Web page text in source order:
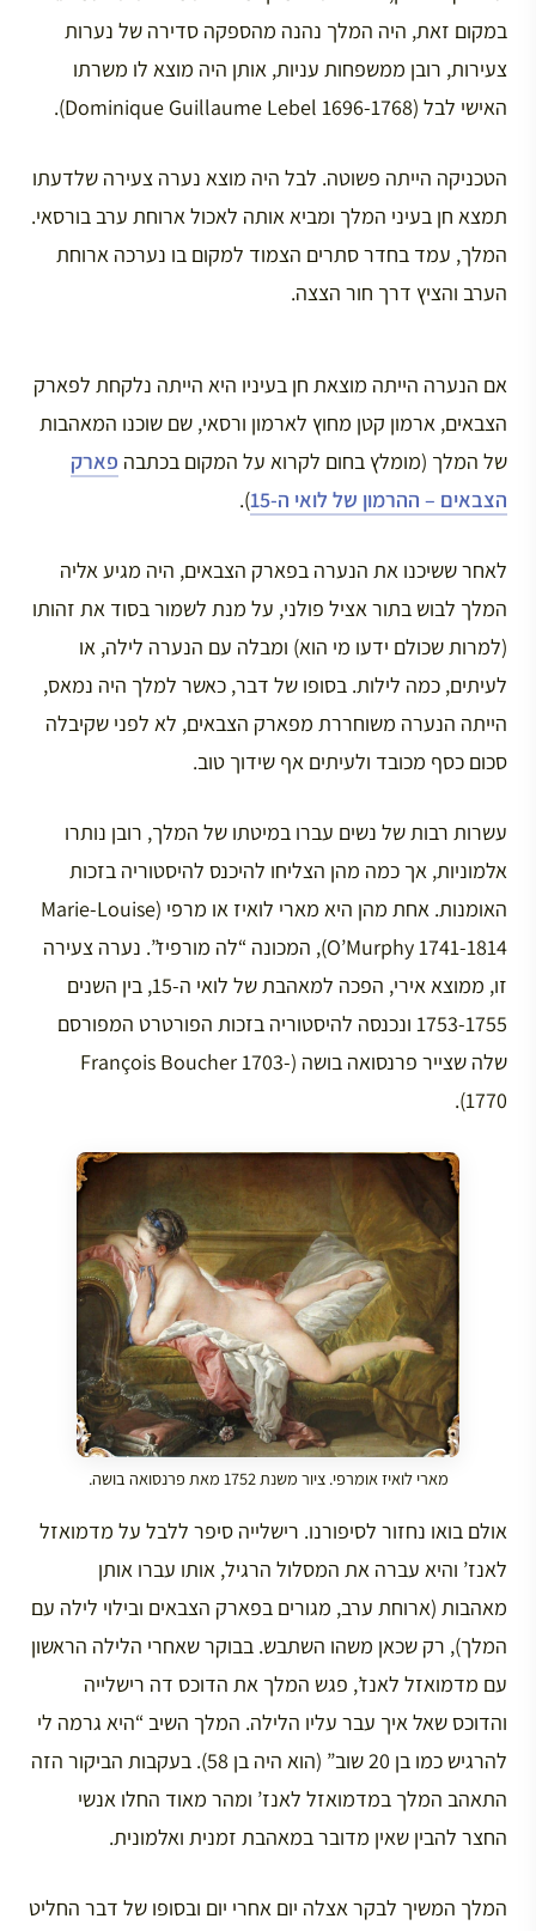
במקום זאת, היה המלך נהנה מהספקה סדירה של נערות
צעירות, רובן ממשפחות עניות, אותן היה מוצא לו משרתו
האישי לבל (Dominique Guillaume Lebel 1696-1768).
הטכניקה הייתה פשוטה. לבל היה מוצא נערה צעירה שלדעתו
תמצא חן בעיני המלך ומביא אותה לאכול ארוחת ערב בורסאי.
המלך, עמד בחדר סתרים הצמוד למקום בו נערכה ארוחת
הערב והציץ דרך חור הצצה.
אם הנערה הייתה מוצאת חן בעיניו היא הייתה נלקחת לפארק
הצבאים, ארמון קטן מחוץ לארמון ורסאי, שם שוכנו המאהבות
של המלך (מומלץ בחום לקרוא על המקום בכתבה פארק
הצבאים – ההרמון של לואי ה-15
).
לאחר ששיכנו את הנערה בפארק הצבאים, היה מגיע אליה
המלך לבוש בתור אציל פולני, על מנת לשמור בסוד את זהותו
(למרות שכולם ידעו מי הוא) ומבלה עם הנערה לילה, או
לעיתים, כמה לילות. בסופו של דבר, כאשר למלך היה נמאס,
הייתה הנערה משוחררת מפארק הצבאים, לא לפני שקיבלה
סכום כסף מכובד ולעיתים אף שידוך טוב.
עשרות רבות של נשים עברו במיטתו של המלך, רובן נותרו
אלמוניות, אך כמה מהן הצליחו להיכנס להיסטוריה בזכות
האומנות. אחת מהן היא מארי לואיז או מרפי (Marie-Louise
O’Murphy 1741-1814), המכונה “לה מורפיז”. נערה צעירה
זו, ממוצא אירי, הפכה למאהבת של לואי ה-15, בין השנים
1753-1755 ונכנסה להיסטוריה בזכות הפורטרט המפורסם
שלה שצייר פרנסואה בושה (François Boucher 1703-
1770).
מארי לואיז אומרפי. ציור משנת 1752 מאת פרנסואה בושה.
אולם בואו נחזור לסיפורנו. רישלייה סיפר ללבל על מדמואזל
לאנז’ והיא עברה את המסלול הרגיל, אותו עברו אותן
מאהבות (ארוחת ערב, מגורים בפארק הצבאים ובילוי לילה עם
המלך), רק שכאן משהו השתבש. בבוקר שאחרי הלילה הראשון
עם מדמואזל לאנז’, פגש המלך את הדוכס דה רישלייה
והדוכס שאל איך עבר עליו הלילה. המלך השיב “היא גרמה לי
להרגיש כמו בן 20 שוב” (הוא היה בן 58). בעקבות הביקור הזה
התאהב המלך במדמואזל לאנז’ ומהר מאוד החלו אנשי
החצר להבין שאין מדובר במאהבת זמנית ואלמונית.
המלך המשיך לבקר אצלה יום אחרי יום ובסופו של דבר החליט